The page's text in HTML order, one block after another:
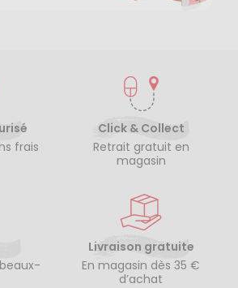
frais
Click & Collect
Retrait gratuit en
magasin
Livraison gratuite
En magasin dès 35 €
d’achat